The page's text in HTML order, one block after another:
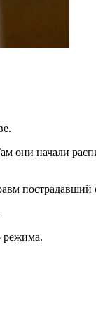
они начали
пострадавший
режима.